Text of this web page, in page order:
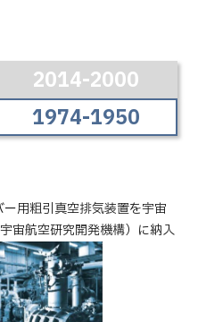
2014-2000
1974-1950
ー用粗引真空排気装置を宇宙
宙航空研究開発機構）に納入